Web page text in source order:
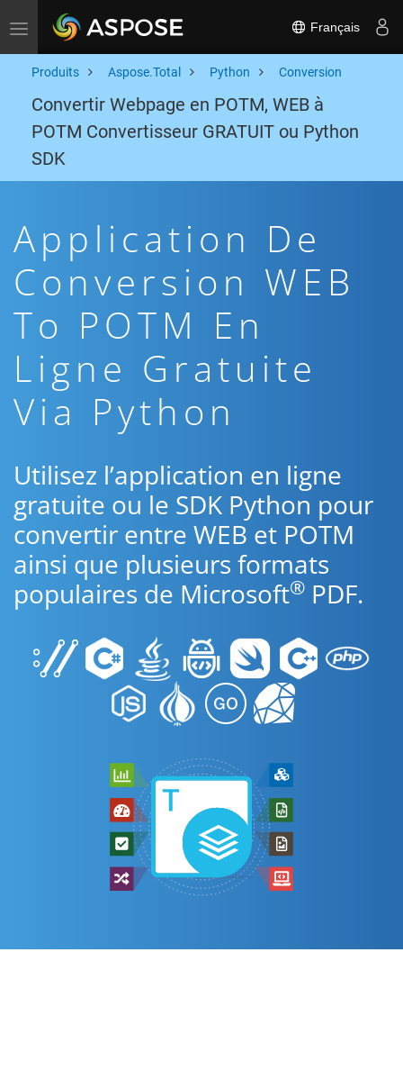
Toggle navigation Français
Produits Aspose.Total Python Conversion
Convertir Webpage en POTM, WEB à
POTM Convertisseur GRATUIT ou Python
SDK
Application De
Conversion WEB
To POTM En
Ligne Gratuite
Via Python
Utilisez l’application en ligne
gratuite ou le SDK Python pour
convertir entre WEB et POTM
ainsi que plusieurs formats
populaires de Microsoft® PDF.